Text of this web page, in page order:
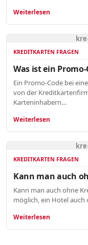
Weiterlesen
KREDITKARTEN FRAGEN
Was ist ein
Ein Promo-Code bei
von der
Karteninhabern…
Weiterlesen
KREDITKARTEN FRAGEN
Kann man auch
Kann man auch ohne
möglich, ein Hotel
Weiterlesen